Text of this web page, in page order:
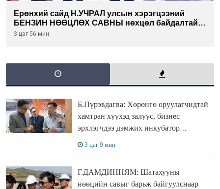
Ерөнхий сайд Н.УЧРАЛ улсын хэрэгцээний
БЕНЗИН НӨӨЦЛӨХ САВНЫ нөхцөл байдалтай
танилцлаа
3 цаг 56 мин
Б.Пүрэвдагва: Хөрөнгө оруулагчидтай
хамтран хүүхэд залуус, бизнес
эрхлэгчдээ дэмжих инкубатор
3 цаг 9 мин
Г.ДАМДИННЯМ: Шатахууны
нөөцийн савыг барьж байгуулснаар